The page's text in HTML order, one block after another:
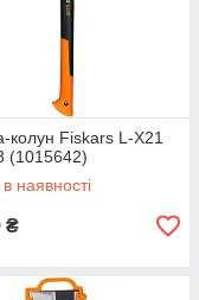
колун Fiskars L-Х21
(1015642)
наявності
₴